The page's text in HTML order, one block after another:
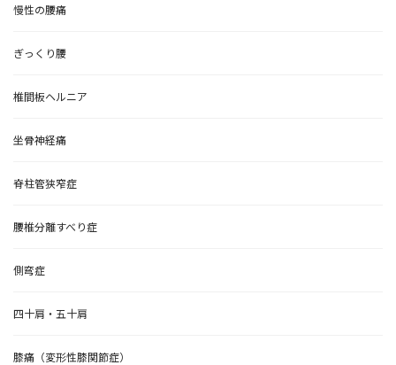
慢性の腰痛
ぎっくり腰
椎間板ヘルニア
坐骨神経痛
脊柱管狭窄症
腰椎分離すべり症
側弯症
四十肩・五十肩
膝痛（変形性膝関節症）